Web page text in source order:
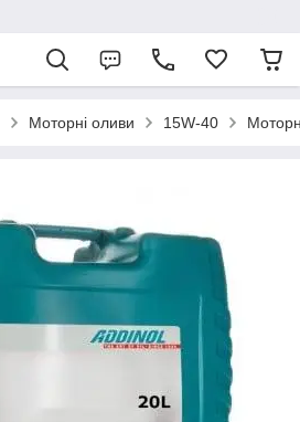
Моторні оливи 15W-40